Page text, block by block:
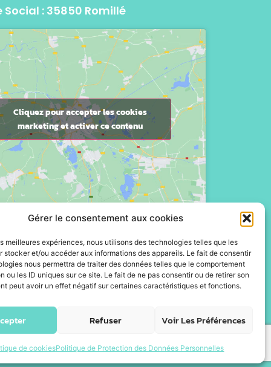
Gérer le consentement aux cookies
meilleures expériences, nous utilisons des technologies telles que les
stocker et/ou accéder aux informations des appareils. Le fait de consentir
nous permettra de traiter des données telles que le comportement
ou les ID uniques sur ce site. Le fait de ne pas consentir ou de retirer son
peut avoir un effet négatif sur certaines caractéristiques et fonctions.
Refuser Voir Les Préférences
de cookiesPolitique de Protection des Données Personnelles
Social : 35850 Romillé
Cliquez pour accepter les cookies
marketing et activer ce contenu